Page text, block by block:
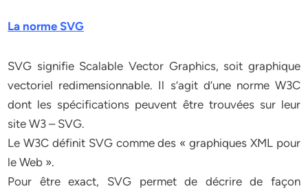
La norme SVG
SVG signifie Scalable Vector Graphics, soit graphique
vectoriel redimensionnable. Il s’agit d’une norme W3C
dont les spécifications peuvent être trouvées sur leur
site W3 – SVG.
Le W3C définit SVG comme des « graphiques XML pour
le Web ».
Pour être exact, SVG permet de décrire de façon